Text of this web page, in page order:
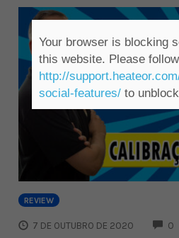
REVIEW
7 DE OUTUBRO DE 2020 0
Your browser is blocking
this website. Please
http://
social-features/to